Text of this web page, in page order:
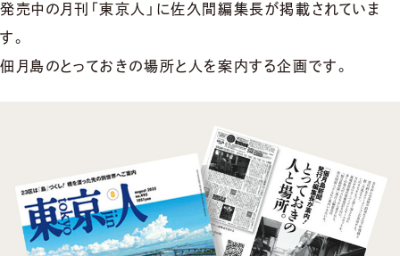
発売中の月刊「東京人」に佐久間編集長が掲載されていま
す。
佃月島のとっておきの場所と人を案内する企画です。